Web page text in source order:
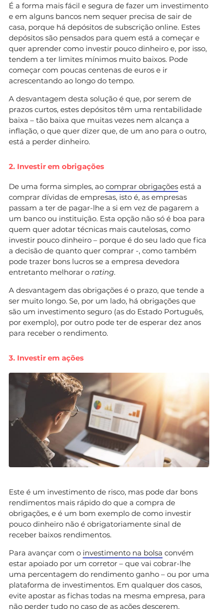
É a forma mais fácil e segura de fazer um investimento
e em alguns bancos nem sequer precisa de sair de
casa, porque há depósitos de subscrição online. Estes
depósitos são pensados para quem está a começar e
quer aprender como investir pouco dinheiro e, por isso,
tendem a ter limites mínimos muito baixos. Pode
começar com poucas centenas de euros e ir
acrescentando ao longo do tempo.
A desvantagem desta solução é que, por serem de
prazos curtos, estes depósitos têm uma rentabilidade
baixa – tão baixa que muitas vezes nem alcança a
inflação, o que quer dizer que, de um ano para o outro,
está a perder dinheiro.
2. Investir em obrigações
De uma forma simples, ao comprar obrigações está a
comprar dívidas de empresas, isto é, as empresas
passam a ter de pagar-lhe a si em vez de pagarem a
um banco ou instituição. Esta opção não só é boa para
quem quer adotar técnicas mais cautelosas, como
investir pouco dinheiro – porque é do seu lado que fica
a decisão de quanto quer comprar -, como também
pode trazer bons lucros se a empresa devedora
entretanto melhorar o rating.
A desvantagem das obrigações é o prazo, que tende a
ser muito longo. Se, por um lado, há obrigações que
são um investimento seguro (as do Estado Português,
por exemplo), por outro pode ter de esperar dez anos
para receber o rendimento.
3. Investir em ações
Este é um investimento de risco, mas pode dar bons
rendimentos mais rápido do que a compra de
obrigações, e é um bom exemplo de como investir
pouco dinheiro não é obrigatoriamente sinal de
receber baixos rendimentos.
Para avançar com o investimento na bolsa convém
estar apoiado por um corretor – que vai cobrar-lhe
uma percentagem do rendimento ganho – ou por uma
plataforma de investimentos. Em qualquer dos casos,
evite apostar as fichas todas na mesma empresa, para
não perder tudo no caso de as ações descerem.